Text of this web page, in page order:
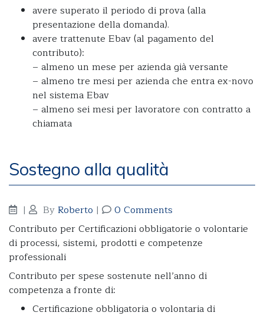
avere superato il periodo di prova (alla
presentazione della domanda).
avere trattenute Ebav (al pagamento del
contributo):
– almeno un mese per azienda già versante
– almeno tre mesi per azienda che entra ex-novo
nel sistema Ebav
– almeno sei mesi per lavoratore con contratto a
chiamata
Sostegno alla qualità
| ByRoberto |
0 Comments
Contributo per Certificazioni obbligatorie o volontarie
di processi, sistemi, prodotti e competenze
professionali
Contributo per spese sostenute nell’anno di
competenza a fronte di:
Certificazione obbligatoria o volontaria di